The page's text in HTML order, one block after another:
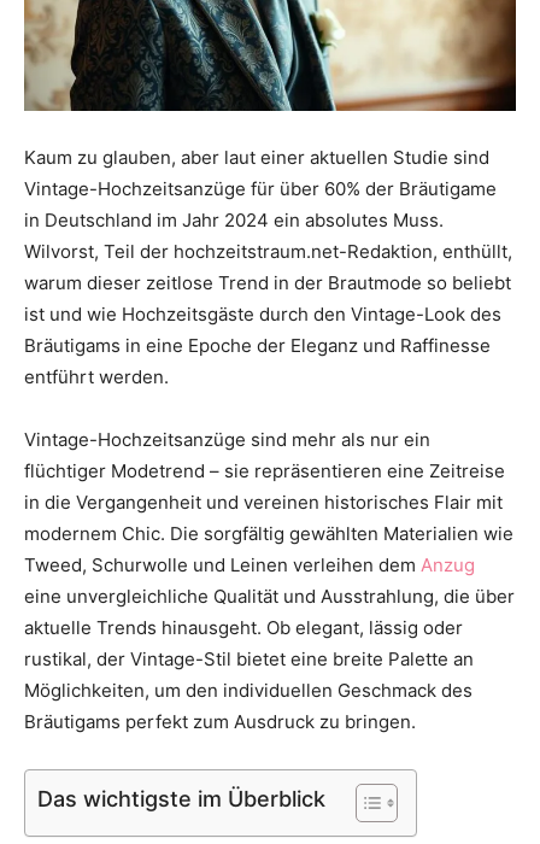
um
das
Thema
Kaum zu glauben, aber laut einer aktuellen Studie sind
Vintage-Hochzeitsanzüge für über 60% der Bräutigame
in Deutschland im Jahr 2024 ein absolutes Muss.
Wilvorst, Teil der hochzeitstraum.net-Redaktion, enthüllt,
warum dieser zeitlose Trend in der Brautmode so beliebt
ist und wie Hochzeitsgäste durch den Vintage-Look des
Bräutigams in eine Epoche der Eleganz und Raffinesse
entführt werden.
Vintage-Hochzeitsanzüge sind mehr als nur ein
flüchtiger Modetrend – sie repräsentieren eine Zeitreise
in die Vergangenheit und vereinen historisches Flair mit
modernem Chic. Die sorgfältig gewählten Materialien wie
Tweed, Schurwolle und Leinen verleihen dem Anzug
eine unvergleichliche Qualität und Ausstrahlung, die über
aktuelle Trends hinausgeht. Ob elegant, lässig oder
rustikal, der Vintage-Stil bietet eine breite Palette an
Möglichkeiten, um den individuellen Geschmack des
Bräutigams perfekt zum Ausdruck zu bringen.
Das wichtigste im Überblick